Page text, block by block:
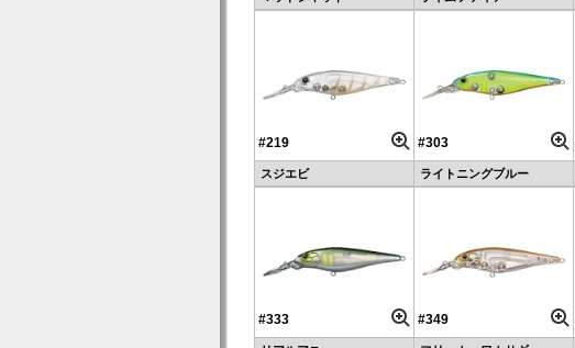
#219
スジエビ
#303
ライトニングブルー
#333 #349